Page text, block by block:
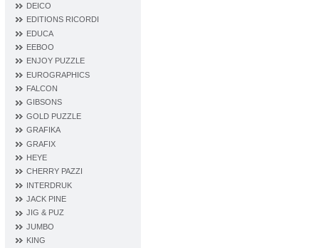
DEICO
EDITIONS RICORDI
EDUCA
EEBOO
ENJOY PUZZLE
EUROGRAPHICS
FALCON
GIBSONS
GOLD PUZZLE
GRAFIKA
GRAFIX
HEYE
CHERRY PAZZI
INTERDRUK
JACK PINE
JIG & PUZ
JUMBO
KING